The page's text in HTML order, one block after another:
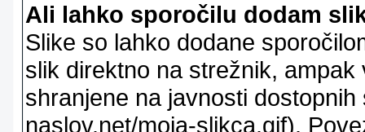
Ali lahko sporočilu dodam
Slike so lahko dodane
slik direktno na strežnik,
shranjene na javnosti
naslov.net/moja-slikca.gif).